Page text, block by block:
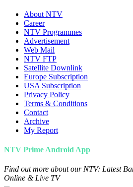
About NTV
Career
NTV Programmes
Advertisement
Web Mail
NTV FTP
Satellite Downlink
Europe Subscription
USA Subscription
Privacy Policy
Terms & Conditions
Contact
Archive
My Report
NTV Prime Android App
Find out more about our NTV: Latest
Online & Live TV